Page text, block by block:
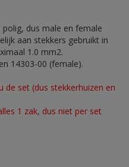
dus male en female
aan stekkers gebruikt in
1.0 mm2.
14303-00 (female).
de set (dus stekkerhuizen en
1 zak, dus niet per set